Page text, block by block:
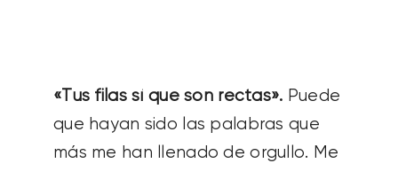
CONTACTANOS
SEARCH
«Tus filas sí que son rectas». Puede
que hayan sido las palabras que
más me han llenado de orgullo. Me